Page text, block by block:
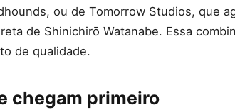
ou de Tomorrow Studios, que
de Shinichirō Watanabe. Essa
de qualidade.
chegam primeiro